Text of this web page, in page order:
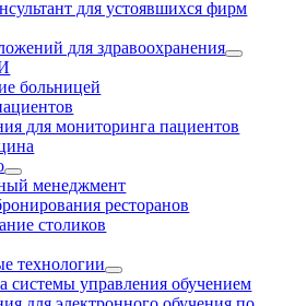
для устоявшихся фирм
для здравоохранения
больницей
для мониторинга пациентов
менеджмент
ресторанов
столиков
технологии
системы управления обучением